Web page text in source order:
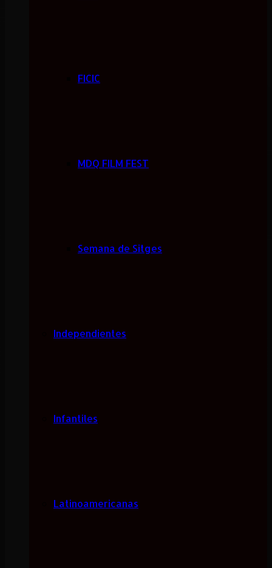
FICIC
MDQ FILM FEST
Semana de Sitges
Independientes
Infantiles
Latinoamericanas